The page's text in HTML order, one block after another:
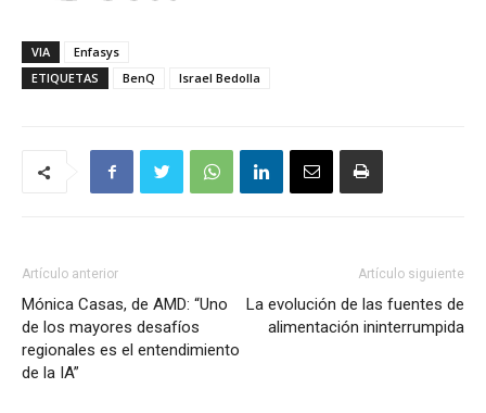
VIA
Enfasys
ETIQUETAS
BenQ Israel Bedolla
Artículo anterior
Mónica Casas, de AMD: “Uno
de los mayores desafíos
regionales es el entendimiento
de la IA”
Artículo siguiente
La evolución de las fuentes de
alimentación ininterrumpida